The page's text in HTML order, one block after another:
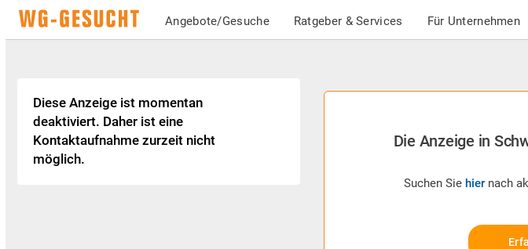
Angebote/Gesuche Ratgeber & Services Für Unternehmen
Die Anzeige in
Suchen Sie hier nach
Diese Anzeige ist momentan
deaktiviert. Daher ist eine
Kontaktaufnahme zurzeit nicht
möglich.